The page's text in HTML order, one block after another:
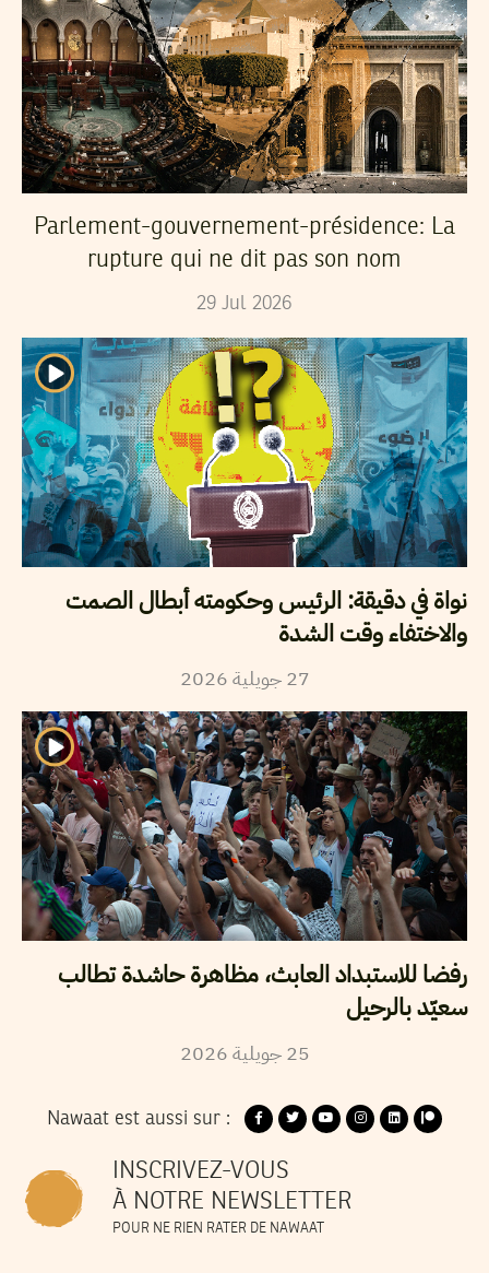
Parlement-gouvernement-présidence: La
rupture qui ne dit pas son nom
29 Jul 2026
نواة في دقيقة: الرئيس وحكومته أبطال الصمت
والاختفاء وقت الشدة
27 جويلية2026
رفضا للاستبداد العابث، مظاهرة حاشدة تطالب
سعيّد بالرحيل
25 جويلية2026
Nawaat est aussi sur :
INSCRIVEZ-VOUS
À NOTRE NEWSLETTER
POUR NE RIEN RATER DE NAWAAT